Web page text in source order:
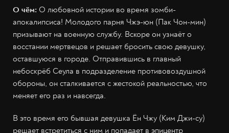
О чём: О любовной истории во время зомби-
апокалипсиса! Молодого парня Чжэ-юн (Пак Чон-мин)
призывают на военную службу. Вскоре он узнаёт о
восстании мертвецов и решает бросить свою девушку,
оставшуюся в городе. Отправившись в главный
небоскрёб Сеула в подразделение противовоздушной
обороны, он сталкивается с жестокой реальностью, что
меняет его раз и навсегда.
В это время его бывшая девушка Ён Чжу (Ким Джи-су)
решает встретиться с ним и попадает в эпицентр